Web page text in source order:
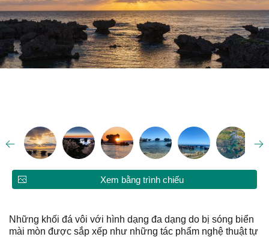
Xem bằng trình chiếu
Những khối đá vôi với hình dạng đa dạng do bị sóng biển
mài mòn được sắp xếp như những tác phẩm nghệ thuật tự